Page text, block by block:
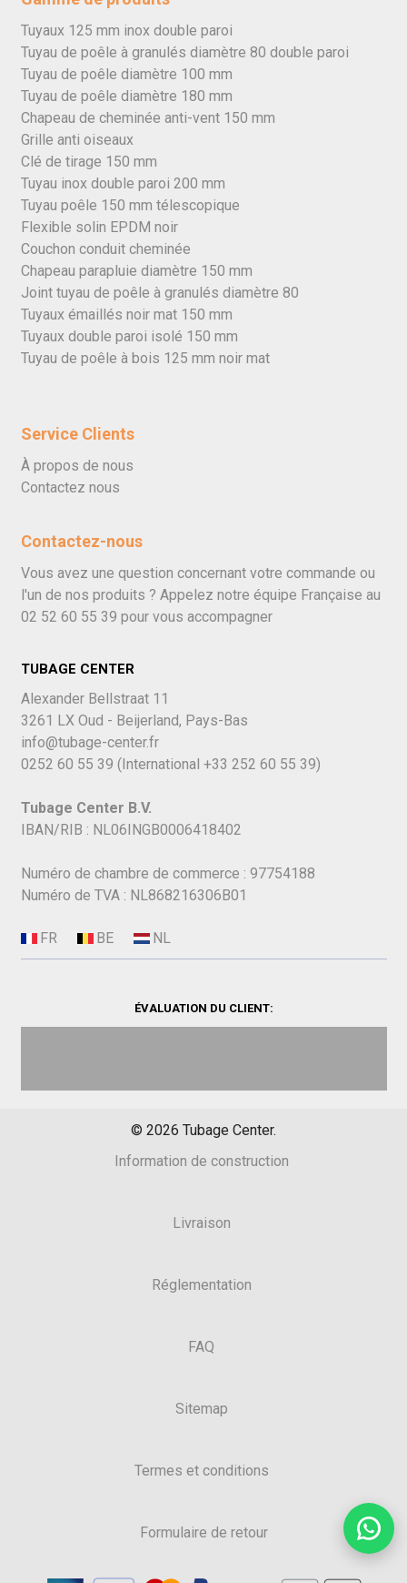
Tuyaux 125 mm inox double paroi
Tuyau de poêle à granulés diamètre 80 double paroi
Tuyau de poêle diamètre 100 mm
Tuyau de poêle diamètre 180 mm
Chapeau de cheminée anti-vent 150 mm
Grille anti oiseaux
Clé de tirage 150 mm
Tuyau inox double paroi 200 mm
Tuyau poêle 150 mm télescopique
Flexible solin EPDM noir
Couchon conduit cheminée
Chapeau parapluie diamètre 150 mm
Joint tuyau de poêle à granulés diamètre 80
Tuyaux émaillés noir mat 150 mm
Tuyaux double paroi isolé 150 mm
Tuyau de poêle à bois 125 mm noir mat
Service Clients
À propos de nous
Contactez nous
Contactez-nous
Vous avez une question concernant votre commande ou
l'un de nos produits ? Appelez notre équipe Française au
02 52 60 55 39 pour vous accompagner
TUBAGE CENTER
Alexander Bellstraat 11
3261 LX Oud - Beijerland, Pays-Bas
info@tubage-center.fr
0252 60 55 39 (International +33 252 60 55 39)
Tubage Center B.V.
IBAN/RIB : NL06INGB0006418402
Numéro de chambre de commerce : 97754188
Numéro de TVA : NL868216306B01
ÉVALUATION DU CLIENT:
© 2026 Tubage Center.
Information de construction
Livraison
Réglementation
FAQ
Sitemap
Termes et conditions
Formulaire de retour